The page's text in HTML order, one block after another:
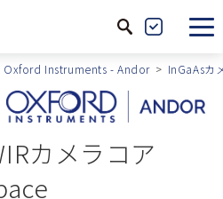
サ
イ
内
索
製
込
Oxford Instruments - Andor InGaAsカ
カメラコア